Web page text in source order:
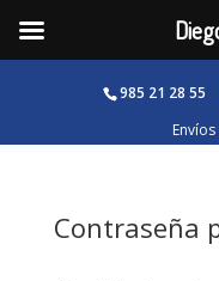
985 21 28 55
Contraseña